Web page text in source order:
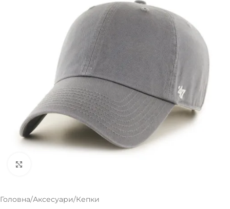
Головна/Аксесуари/Кепки